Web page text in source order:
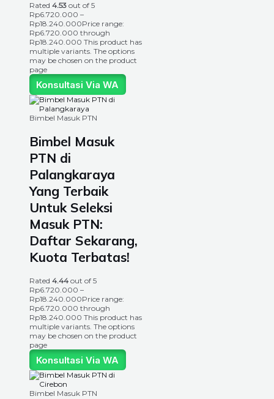
Rated 4.53 out of 5
Rp6.720.000 –
Rp18.240.000Price range:
Rp6.720.000 through
Rp18.240.000 This product has
multiple variants. The options
may be chosen on the product
page
Konsultasi Via WA
Bimbel Masuk PTN
Bimbel Masuk
PTN di
Palangkaraya
Yang Terbaik
Untuk Seleksi
Masuk PTN:
Daftar Sekarang,
Kuota Terbatas!
Rated 4.44 out of 5
Rp6.720.000 –
Rp18.240.000Price range:
Rp6.720.000 through
Rp18.240.000 This product has
multiple variants. The options
may be chosen on the product
page
Konsultasi Via WA
Bimbel Masuk PTN